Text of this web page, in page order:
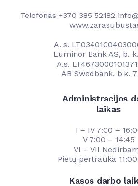
Telefonas +370 385 52182
A. s.
Luminor Bank AS, b.
A.s.
AB Swedbank, b.k.
Administracijos
laikas
I – IV 7:00 –
V 7:00 – 14:45
VI – VII
Pietų pertrauka
Kasos darbo